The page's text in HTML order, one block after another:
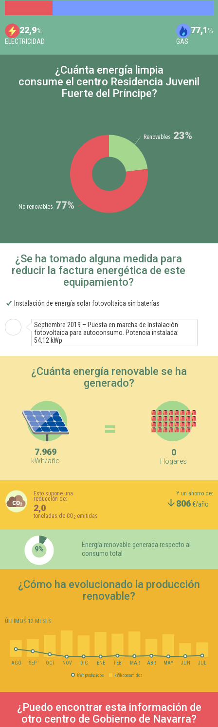
22,9%
ELECTRICIDAD
77,1 %
GAS
¿Cuánta energía limpia
consume el centro Residencia Juvenil
Fuerte del Príncipe?
Renovables 23%
No renovables 77%
¿Se ha tomado alguna medida para
reducir la factura energética de este
equipamiento?
Instalación de energía solar fotovoltaica sin baterías
Septiembre 2019 – Puesta en marcha de Instalación
fotovoltaica para autoconsumo. Potencia instalada:
54,12 kWp
¿Cuánta energía renovable se ha
generado?
7.969
kWh/año
0
Hogares
Esto supone una
reducción de:
2,0
toneladas de CO2 emitidas
Y un ahorro de:
806€/año
9%
9%
Renovables
Energía renovable generada respecto al
consumo total
¿Cómo ha evolucionado la producción
renovable?
ÚLTIMOS 12 MESES
AGO SEP OCT NOV DIC ENE FEB MAR ABR MAY JUN JUL
kWh producidos kWh consumidos
¿Puedo encontrar esta información de
otro centro de Gobierno de Navarra?